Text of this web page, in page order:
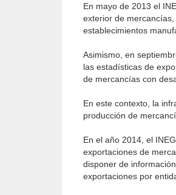
En mayo de 2013 el
exterior de
establecimientos
Asimismo, en
las estadísticas de
de mercancías con
En este contexto, la
producción de
En el año 2014, el
exportaciones de
disponer de
exportaciones por